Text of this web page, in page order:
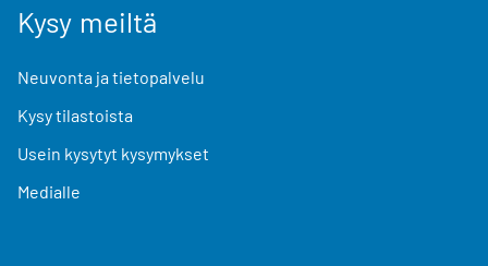
Kysy meiltä
Neuvonta ja tietopalvelu
Kysy tilastoista
Usein kysytyt kysymykset
Medialle